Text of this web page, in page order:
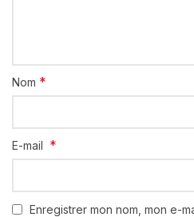
Nom *
E-mail *
Enregistrer mon nom, mon e-